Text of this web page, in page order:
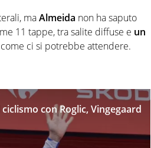
maAlmeida non ha saputo
11 tappe, tra salite diffuse e un
come ci si potrebbe attendere.
con Roglic, Vingegaard